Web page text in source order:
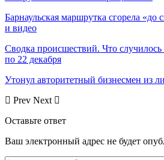
Барнаульская маршрутка сгорела «до
и видео
Сводка происшествий. Что
по 22 декабря
Утонул авторитетный бизнесмен из
Prev Next
Оставьте ответ
Ваш электронный адрес не будет